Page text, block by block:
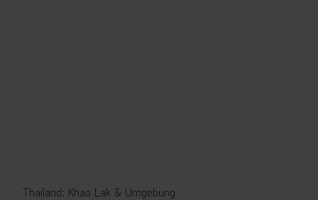
Thailand: Khao Lak & Umgebung